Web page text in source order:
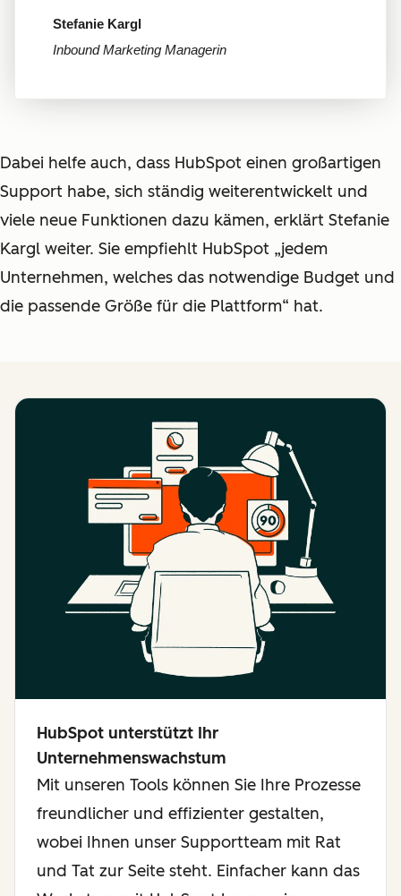
Stefanie Kargl
Inbound Marketing Managerin
Dabei helfe auch, dass HubSpot einen großartigen
Support habe, sich ständig weiterentwickelt und
viele neue Funktionen dazu kämen, erklärt Stefanie
Kargl weiter. Sie empfiehlt HubSpot „jedem
Unternehmen, welches das notwendige Budget und
die passende Größe für die Plattform“ hat.
HubSpot unterstützt Ihr
Unternehmenswachstum
Mit unseren Tools können Sie Ihre Prozesse
freundlicher und effizienter gestalten,
wobei Ihnen unser Supportteam mit Rat
und Tat zur Seite steht. Einfacher kann das